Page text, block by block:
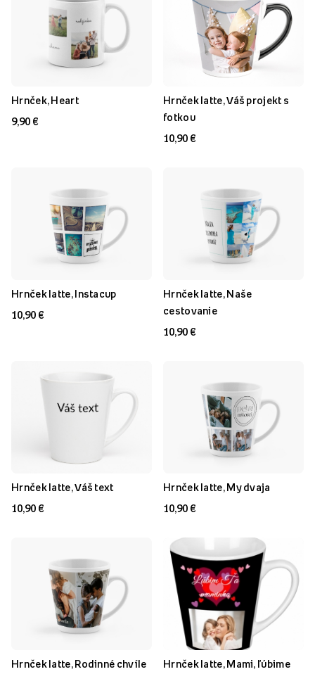
Hrnček, Heart
9,90 €
Hrnček latte, Váš projekt s
fotkou
10,90 €
Hrnček latte, Instacup
10,90 €
Hrnček latte, Naše
cestovanie
10,90 €
Hrnček latte, Váš text
10,90 €
Hrnček latte, My dvaja
10,90 €
Hrnček latte, Rodinné chvíle
Hrnček latte, Mami, ľúbime